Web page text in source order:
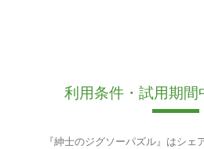
利用条件・試用期間
『紳士のジグソーパズル』はシェ